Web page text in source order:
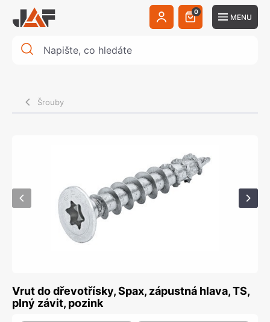
0
MENU
Šrouby
Vrut do dřevotřísky, Spax, zápustná hlava, TS,
plný závit, pozink